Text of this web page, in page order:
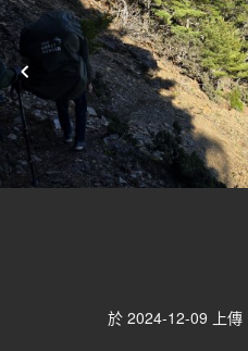
於 2024-12-09 上傳